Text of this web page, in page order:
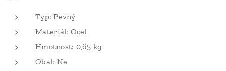
Typ: Pevný
Materiál: Ocel
Hmotnost: 0,65 kg
Obal: Ne